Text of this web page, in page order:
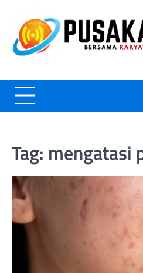
content
Tag: mengatasi